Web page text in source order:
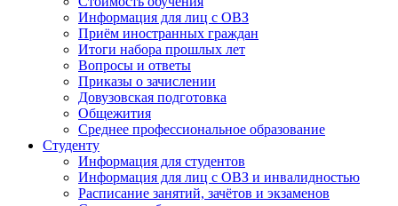
Информация для лиц с ОВЗ
Приём иностранных граждан
Итоги набора прошлых лет
Вопросы и ответы
Приказы о зачислении
Довузовская подготовка
Общежития
Среднее профессиональное образование
Студенту
Информация для студентов
Информация для лиц с ОВЗ и инвалидностью
Расписание занятий, зачётов и экзаменов